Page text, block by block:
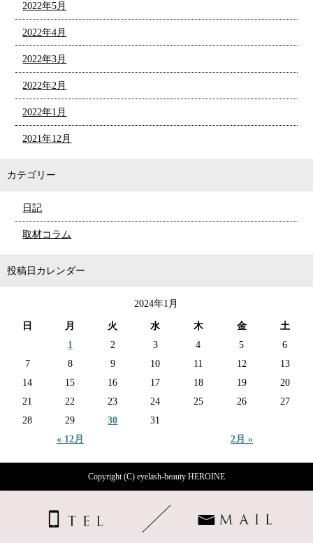
2022年5月
2022年4月
2022年3月
2022年2月
2022年1月
2021年12月
カテゴリー
日記
取材コラム
投稿日カレンダー
2024年1月
日 月 火 水 木 金 土
« 12月 2月 »
1 2 3 4 5
6
7
8 9 10 11 12
13
14
15 16 17 18 19
20
21
22 23 24 25 26
27
28
29 30 31
Copyright (C) eyelash-beauty HEROINE